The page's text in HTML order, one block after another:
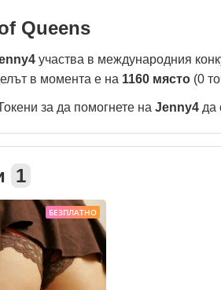
Queens
участва в международния
в момента е на 1160 място (0
за да помогнете на Jenny4 да
1
БЕЗПЛАТНО